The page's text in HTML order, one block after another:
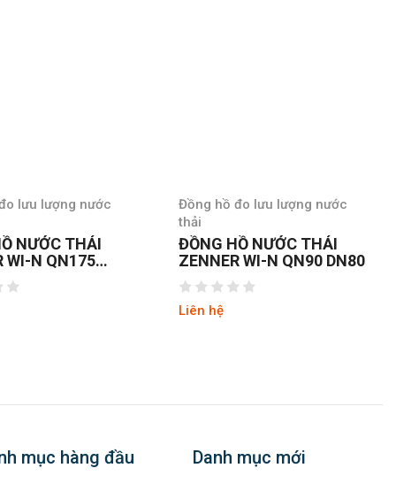
lưu lượng nước
NƯỚC THẢI
WI-N QN175
Đồng hồ đo lưu lượng nước
thải
ĐỒNG HỒ NƯỚC THẢI
ZENNER WI-N QN90 DN80
Liên hệ
mục hàng đầu Danh mục mới